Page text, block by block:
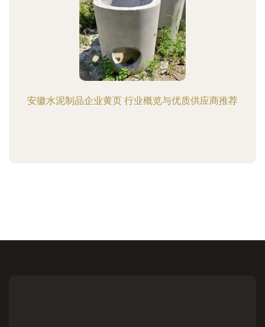
安徽水泥制品企业黄页 行业概览与优质供应商推荐